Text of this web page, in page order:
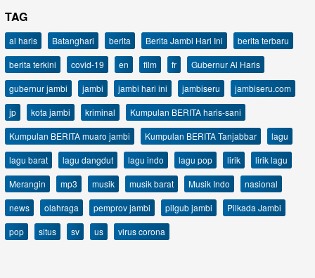
TAG
al haris Batanghari berita Berita Jambi Hari Ini
berita terbaru
berita terkini
covid-19 en film fr
Gubernur Al Haris
gubernur jambi
jambi jambi hari ini jambiseru
jambiseru.com
jp
kota jambi kriminal
Kumpulan BERITA haris-sani
Kumpulan BERITA muaro jambi
Kumpulan BERITA Tanjabbar
lagu
lagu barat
lagu dangdut lagu indo lagu pop lirik
lirik lagu
Merangin
mp3 musik musik barat Musik Indo
nasional
news
olahraga pemprov jambi pilgub jambi
Pilkada Jambi
pop
situs sv us virus corona